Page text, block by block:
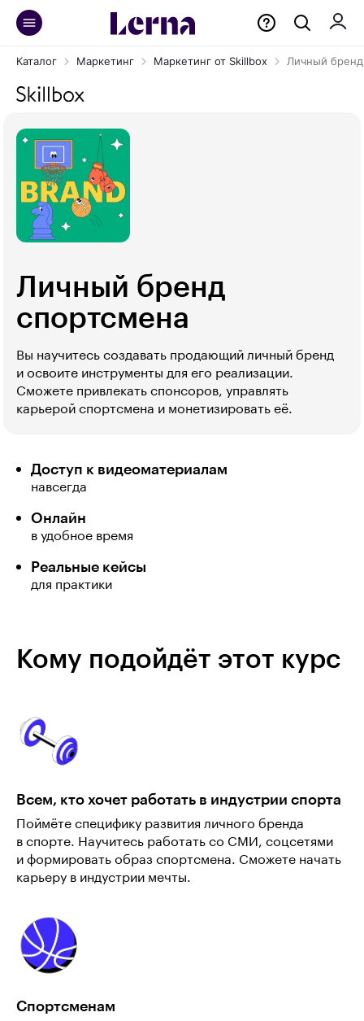
Каталог Маркетинг Маркетинг от Skillbox Личный
Личный бренд
спортсмена
Вы научитесь создавать продающий личный бренд
и освоите инструменты для его реализации.
Сможете привлекать спонсоров, управлять
карьерой спортсмена и монетизировать её.
Доступ к видеоматериалам
навсегда
Онлайн
в удобное время
Реальные кейсы
для практики
Кому подойдёт этот курс
Всем, кто хочет работать в индустрии спорта
Поймёте специфику развития личного бренда
в спорте. Научитесь работать со СМИ, соцсетями
и формировать образ спортсмена. Сможете начать
карьеру в индустрии мечты.
Спортсменам